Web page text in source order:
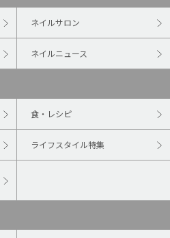
ネイルサロン
ネイルニュース
食・レシピ
ライフスタイル特集